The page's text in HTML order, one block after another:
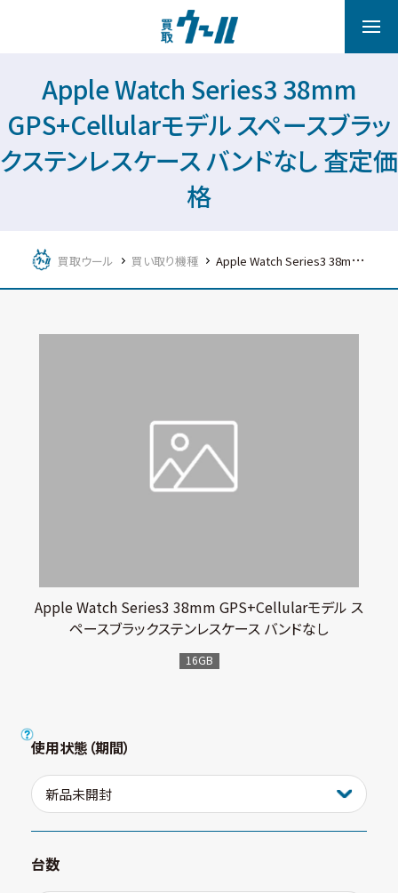
Apple Watch Series3 38mm
GPS+Cellularモデル スペースブラッ
クステンレスケース バンドなし 査定価
格
買取ウール 買い取り機種 Apple Watch Series3 38mm GPS+Cellularモデル スペースブラックステンレスケース バンドなし
Apple Watch Series3 38mm GPS+Cellularモデル ス
ペースブラックステンレスケース バンドなし
16GB
使用状態（期間）
台数